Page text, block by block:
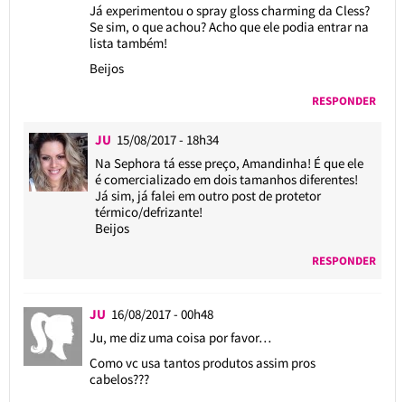
Já experimentou o spray gloss charming da Cless?
Se sim, o que achou? Acho que ele podia entrar na
lista também!
Beijos
RESPONDER
JU 15/08/2017 - 18h34
Na Sephora tá esse preço, Amandinha! É que ele
é comercializado em dois tamanhos diferentes!
Já sim, já falei em outro post de protetor
térmico/defrizante!
Beijos
RESPONDER
JU 16/08/2017 - 00h48
Ju, me diz uma coisa por favor…
Como vc usa tantos produtos assim pros
cabelos???